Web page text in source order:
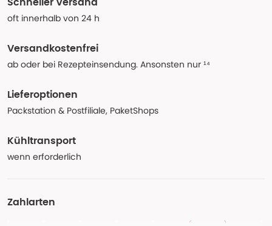
Schneller Versand
oft innerhalb von 24 h
Versandkostenfrei
ab oder bei Rezepteinsendung. Ansonsten nur ¹⁴
Lieferoptionen
Packstation & Postfiliale, PaketShops
Kühltransport
wenn erforderlich
Zahlarten